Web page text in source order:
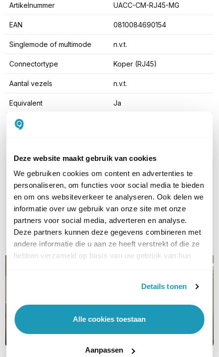
Deze website maakt gebruik van cookies
We gebruiken cookies om content en advertenties te
personaliseren, om functies voor social media te bieden
en om ons websiteverkeer te analyseren. Ook delen we
informatie over uw gebruik van onze site met onze
partners voor social media, adverteren en analyse.
Deze partners kunnen deze gegevens combineren met
andere informatie die u aan ze heeft verstrekt of die ze
hebben verzameld op basis van uw gebruik van hun
Details tonen
Alle cookies toestaan
Aanpassen
Artikelnummer UACC-CM-RJ45-MG
EAN 0810084690154
Singlemode of multimode n.v.t.
Connectortype Koper (RJ45)
Aantal vezels n.v.t.
Equivalent Ja
WIL JIJ ADVIES OP MAAT?
Vraag het onze experts!
Bel ons
E-mail